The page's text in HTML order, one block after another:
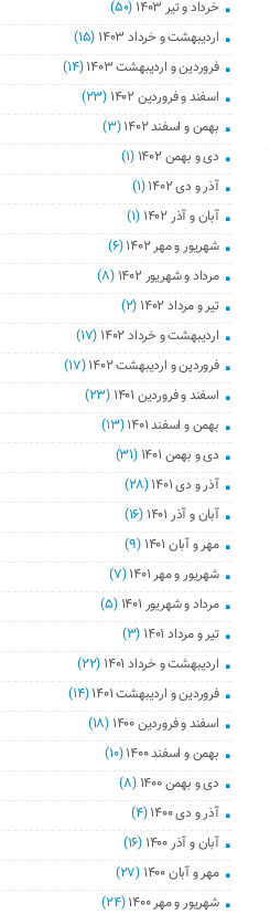
خرداد و تیر ۱۴۰۳
(۵۰)
اردیبهشت و خرداد ۱۴۰۳
(۱۵)
فروردین و اردیبهشت ۱۴۰۳
(۱۴)
اسفند و فروردین ۱۴۰۲
(۲۳)
بهمن و اسفند ۱۴۰۲
(۳)
دی و بهمن ۱۴۰۲
(۱)
آذر و دی ۱۴۰۲
(۱)
آبان و آذر ۱۴۰۲
(۱)
شهریور و مهر ۱۴۰۲
(۶)
مرداد و شهریور ۱۴۰۲
(۸)
تیر و مرداد ۱۴۰۲
(۲)
اردیبهشت و خرداد ۱۴۰۲
(۱۷)
فروردین و اردیبهشت ۱۴۰۲
(۱۷)
اسفند و فروردین ۱۴۰۱
(۲۳)
بهمن و اسفند ۱۴۰۱
(۱۳)
دی و بهمن ۱۴۰۱
(۳۱)
آذر و دی ۱۴۰۱
(۲۸)
آبان و آذر ۱۴۰۱
(۱۶)
مهر و آبان ۱۴۰۱
(۹)
شهریور و مهر ۱۴۰۱
(۷)
مرداد و شهریور ۱۴۰۱
(۵)
تیر و مرداد ۱۴۰۱
(۳)
اردیبهشت و خرداد ۱۴۰۱
(۲۲)
فروردین و اردیبهشت ۱۴۰۱
(۱۴)
اسفند و فروردین ۱۴۰۰
(۱۸)
بهمن و اسفند ۱۴۰۰
(۱۰)
دی و بهمن ۱۴۰۰
(۸)
آذر و دی ۱۴۰۰
(۴)
آبان و آذر ۱۴۰۰
(۱۶)
مهر و آبان ۱۴۰۰
(۲۷)
شهریور و مهر ۱۴۰۰
(۲۴)